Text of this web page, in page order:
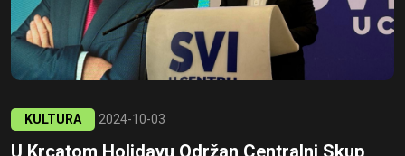
KULTURA 2024-10-03
U Krcatom Holidayu Održan Centralni Skup